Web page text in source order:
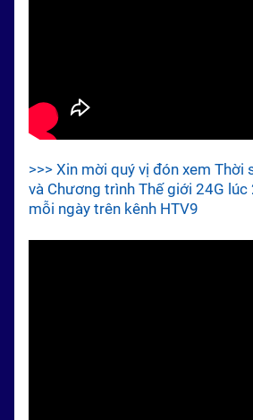
>>> Xin mời quý vị đón xem Thời
và Chương trình Thế giới 24G
mỗi ngày trên kênh HTV9